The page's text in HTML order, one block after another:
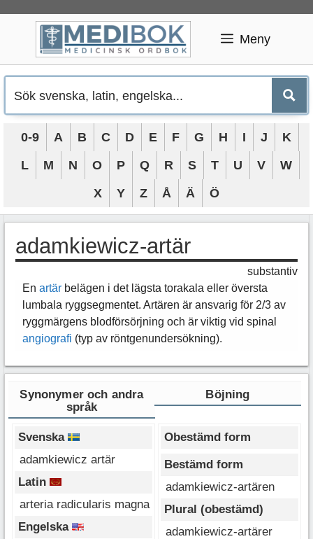
Meny
0-9 A B C D E F G H I J
K
L
M N O P Q R S T U V
W
X
Y Z Å Ä Ö
adamkiewicz-artär
substantiv
En artär belägen i det lägsta torakala eller översta
lumbala ryggsegmentet. Artären är ansvarig för 2/3 av
ryggmärgens blodförsörjning och är viktig vid spinal
angiografi (typ av röntgenundersökning).
Synonymer och andra
språk
Böjning
Svenska
adamkiewicz artär
Latin
arteria radicularis magna
Engelska
Obestämd form
Bestämd form
adamkiewicz-artären
Plural (obestämd)
adamkiewicz-artärer